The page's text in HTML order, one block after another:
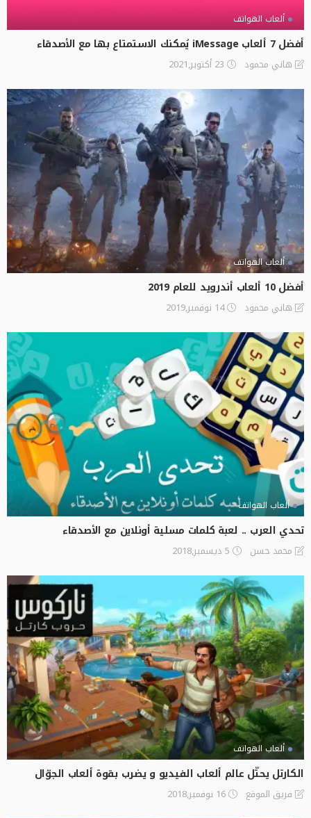
ألعاب الهواتف
أفضل 7 ألعاب iMessage يُمكنك الاستمتاع بها مع الأصدقاء
هاني محمود 23 أكتوبر,2021
ألعاب الهواتف
أفضل 10 ألعاب أندرويد للعام 2019
هاني محمود 14 نوفمبر,2019
ألعاب الهواتف
تحدي العرب .. لعبة كلمات مسلية أونلاين مع الأصدقاء
محمد حسن 5 ديسمبر,2018
ألعاب الهواتف
الكارتل يحتّل عالم ألعاب الفيديو و يضرب بقوة ألعاب الجوّال
فريق الموقع 16 نوفمبر,2018